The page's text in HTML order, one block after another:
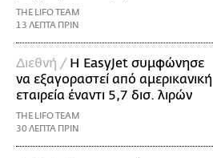
THE LIFO TEAM
13 ΛΕΠΤΑ ΠΡΙΝ
Διεθνή / Η EasyJet συμφώνησε
να εξαγοραστεί από αμερικανική
εταιρεία έναντι 5,7 δισ. λιρών
THE LIFO TEAM
30 ΛΕΠΤΑ ΠΡΙΝ